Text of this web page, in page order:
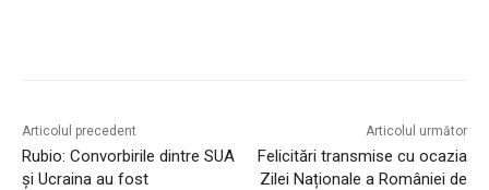
Articolul precedent
Rubio: Convorbirile dintre SUA
și Ucraina au fost
Articolul următor
Felicitări transmise cu ocazia
Zilei Naționale a României de